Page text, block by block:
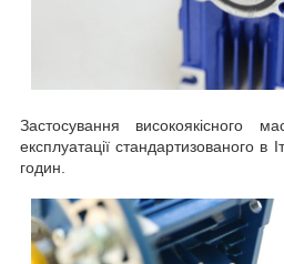
Застосування високоякісного
експлуатації стандартизованого в
годин.